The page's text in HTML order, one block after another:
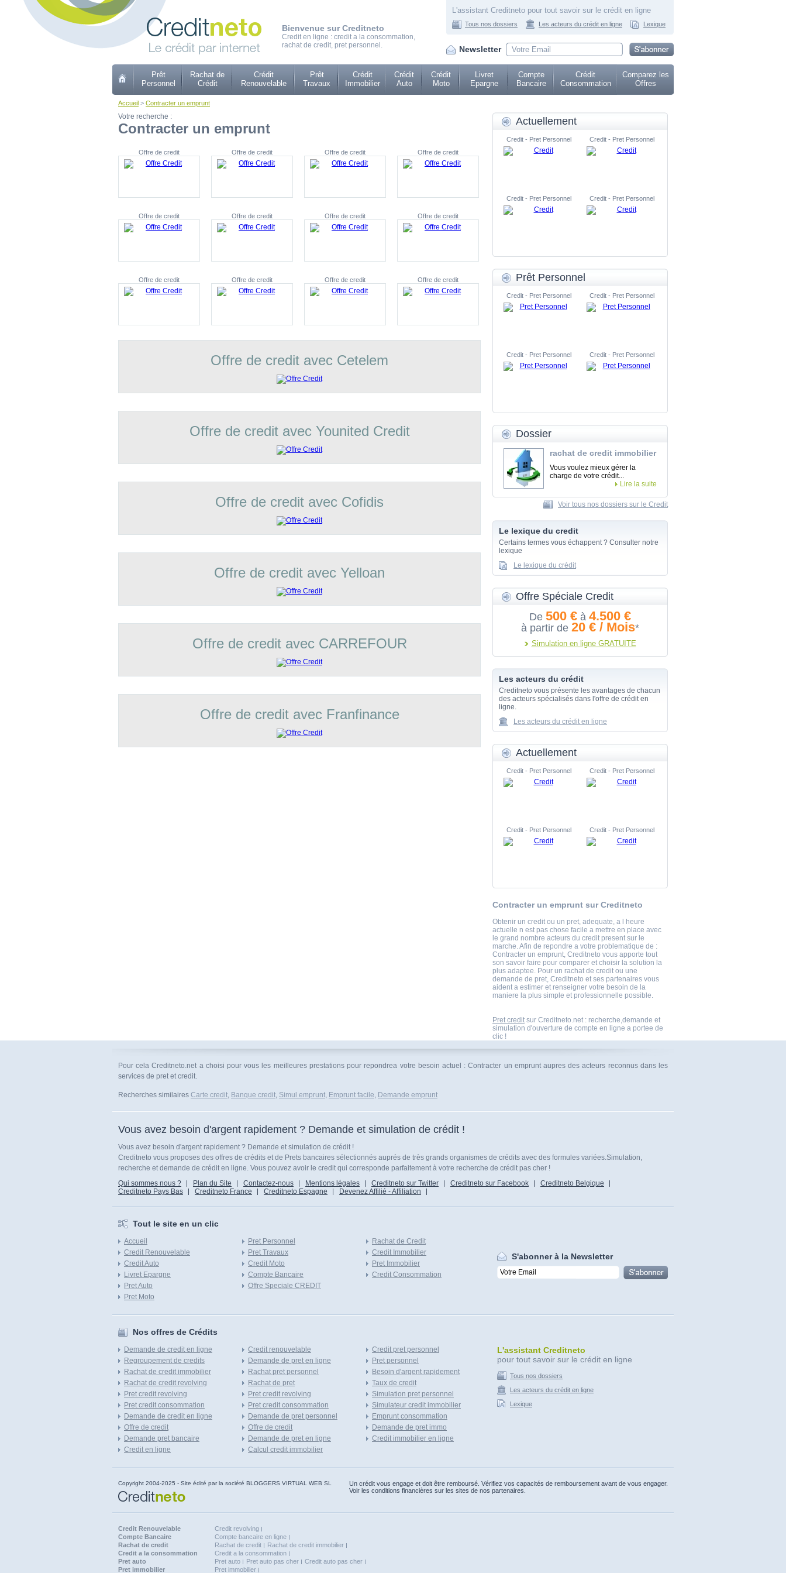
Bienvenue sur Creditneto
Credit en ligne : credit a la consommation,
rachat de credit, pret personnel.
L'assistant Creditneto pour tout savoir sur le crédit en ligne
Tous nos dossiers Les acteurs du crédit en ligne Lexique
Newsletter
Prêt
Personnel
Rachat de
Crédit
Crédit
Renouvelable
Prêt
Travaux
Crédit
Immobilier
Crédit
Auto
Crédit
Moto
Livret
Epargne
Compte
Bancaire
Crédit
Consommation
Comparez les
Offres
Accueil > Contracter un emprunt
Votre recherche :
Contracter un emprunt
Offre de credit Offre de credit Offre de credit Offre de credit
Offre de credit Offre de credit Offre de credit Offre de credit
Offre de credit Offre de credit Offre de credit Offre de credit
Offre de credit avec Cetelem
Offre de credit avec Younited Credit
Offre de credit avec Cofidis
Offre de credit avec Yelloan
Offre de credit avec CARREFOUR
Offre de credit avec Franfinance
Actuellement
Credit - Pret Personnel Credit - Pret Personnel
Credit - Pret Personnel Credit - Pret Personnel
Prêt Personnel
Credit - Pret Personnel Credit - Pret Personnel
Credit - Pret Personnel Credit - Pret Personnel
Dossier
rachat de credit immobilier
Vous voulez mieux gérer la
charge de votre crédit...
Lire la suite
Voir tous nos dossiers sur le Credit
Le lexique du credit
Certains termes vous échappent ? Consulter notre
lexique
Le lexique du crédit
Offre Spéciale Credit
De 500 € à 4.500 €
à partir de 20 € / Mois*
Simulation en ligne GRATUITE
Les acteurs du crédit
Creditneto vous présente les avantages de chacun
des acteurs spécialisés dans l'offre de crédit en
ligne.
Les acteurs du crédit en ligne
Actuellement
Credit - Pret Personnel Credit - Pret Personnel
Credit - Pret Personnel Credit - Pret Personnel
Contracter un emprunt sur Creditneto
Obtenir un credit ou un pret, adequate, a l heure
actuelle n est pas chose facile a mettre en place avec
le grand nombre acteurs du credit present sur le
marche. Afin de repondre a votre problematique de :
Contracter un emprunt, Creditneto vous apporte tout
son savoir faire pour comparer et choisir la solution la
plus adaptee. Pour un rachat de credit ou une
demande de pret, Creditneto et ses partenaires vous
aident a estimer et renseigner votre besoin de la
maniere la plus simple et professionnelle possible.
Pret creditsur Creditneto.net : recherche,demande et
simulation d'ouverture de compte en ligne a portee de
clic !
Pour cela Creditneto.net a choisi pour vous les meilleures prestations pour repondrea votre besoin actuel : Contracter un emprunt aupres des acteurs reconnus dans les
services de pret et credit.
Recherches similaires Carte credit, Banque credit, Simul emprunt, Emprunt facile, Demande emprunt
Vous avez besoin d'argent rapidement ? Demande et simulation de crédit !
Vous avez besoin d'argent rapidement ? Demande et simulation de crédit !
Creditneto vous proposes des offres de crédits et de Prets bancaires sélectionnés auprés de très grands organismes de crédits avec des formules variées.Simulation,
recherche et demande de crédit en ligne. Vous pouvez avoir le credit qui corresponde parfaitement à votre recherche de crédit pas cher !
Qui sommes nous ?
Plan du Site Contactez-nous Mentions légales Creditneto sur Twitter Creditneto sur Facebook
Creditneto Belgique
Creditneto Pays Bas
Creditneto France Creditneto Espagne Devenez Affilié - Affiliation
Tout le site en un clic
Accueil
Credit Renouvelable
Credit Auto
Livret Epargne
Pret Auto
Pret Moto
Pret Personnel
Pret Travaux
Credit Moto
Compte Bancaire
Offre Speciale CREDIT
Rachat de Credit
Credit Immobilier
Pret Immobilier
Credit Consommation
S'abonner à la Newsletter
Nos offres de Crédits
Demande de credit en ligne
Regroupement de credits
Rachat de credit immobilier
Rachat de credit revolving
Pret credit revolving
Pret credit consommation
Demande de credit en ligne
Offre de credit
Demande pret bancaire
Credit en ligne
Credit renouvelable
Demande de pret en ligne
Rachat pret personnel
Rachat de pret
Pret credit revolving
Pret credit consommation
Demande de pret personnel
Offre de credit
Demande de pret en ligne
Calcul credit immobilier
Credit pret personnel
Pret personnel
Besoin d'argent rapidement
Taux de credit
Simulation pret personnel
Simulateur credit immobilier
Emprunt consommation
Demande de pret immo
Credit immobilier en ligne
L'assistant Creditneto
pour tout savoir sur le crédit en ligne
Tous nos dossiers
Les acteurs du crédit en ligne
Lexique
Copyright 2004-2025 - Site édité par la société BLOGGERS VIRTUAL WEB SL
Un crédit vous engage et doit être remboursé. Vérifiez vos capacités de remboursement avant de vous engager.
Voir les conditions financières sur les sites de nos partenaires.
Credit Renouvelable
Credit revolving
Compte Bancaire
Compte bancaire en ligne
Rachat de credit
Rachat de credit
Rachat de credit immobilier
Credit a la consommation
Credit a la consommation
Pret auto
Pret auto Pret auto pas cher
Credit auto pas cher
Pret immobilier
Pret immobilier